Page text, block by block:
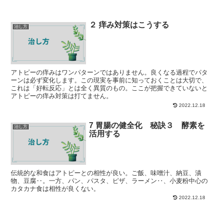
治し方 ２ 痒み対策はこうする
アトピーの痒みはワンパターンではありません。良くなる過程でパタ
ーンは必ず変化します。この現実を事前に知っておくことは大切で、
これは「好転反応」とは全く異質のもの。ここが把握できていないと
アトピーの痒み対策は打てません。
2022.12.18
治し方
7 胃腸の健全化 秘訣３ 酵素を
活用する
伝統的な和食はアトピーとの相性が良い。ご飯、味噌汁、納豆、漬
物、豆腐‥。一方、パン、パスタ、ピザ、ラーメン‥、小麦粉中心の
カタカナ食は相性が良くない。
2022.12.18